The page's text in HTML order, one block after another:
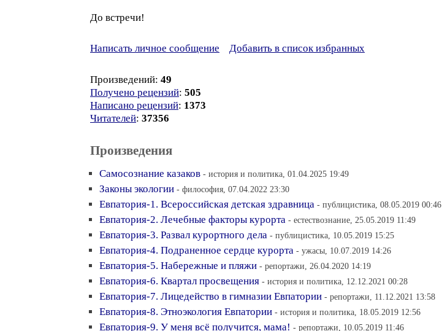
До встречи!
Написать личное сообщение Добавить в список избранных
Произведений: 49
Получено рецензий: 505
Написано рецензий: 1373
Читателей: 37356
Произведения
Самосознание казаков - история и политика, 01.04.2025 19:49
Законы экологии - философия, 07.04.2022 23:30
Евпатория-1. Всероссийская детская здравница - публицистика, 08.05.2019 00:46
Eвпатория-2. Лечебные факторы курорта - естествознание, 25.05.2019 11:49
Евпатория-3. Развал курортного дела - публицистика, 10.05.2019 15:25
Евпатория-4. Подраненное сердце курорта - ужасы, 10.07.2019 14:26
Евпатория-5. Набережные и пляжи - репортажи, 26.04.2020 14:19
Евпатория-6. Квартал просвещения - история и политика, 12.12.2021 00:28
Евпатория-7. Лицедейство в гимназии Евпатории - репортажи, 11.12.2021 13:58
Евпатория-8. Этноэкология Евпатории - история и политика, 18.05.2019 12:56
Евпатория-9. У меня всё получится, мама! - репортажи, 10.05.2019 11:46